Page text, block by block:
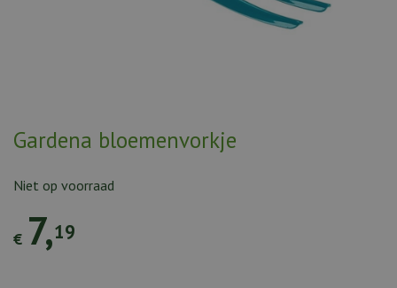
Gardena bloemenvorkje
€ 7,19
Niet op voorraad